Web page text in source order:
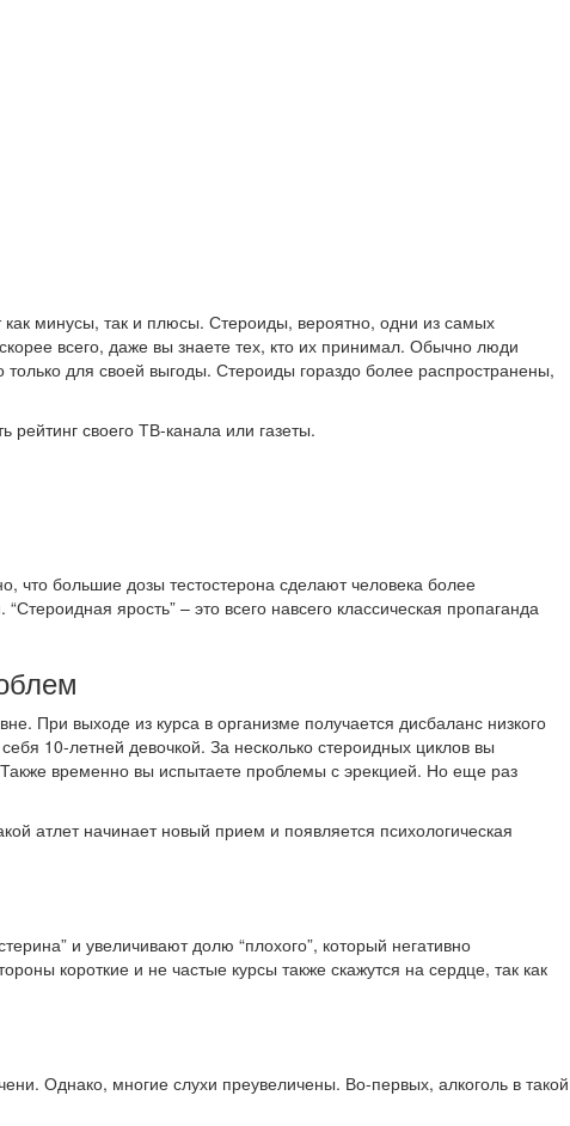
минусы, так и плюсы. Стероиды, вероятно, одни из самых
всего, даже вы знаете тех, кто их принимал. Обычно люди
для своей выгоды. Стероиды гораздо более распространены,
своего ТВ-канала или газеты.
что большие дозы тестостерона сделают человека более
ярость” – это всего навсего классическая пропаганда
При выходе из курса в организме получается дисбаланс низкого
10-летней девочкой. За несколько стероидных циклов вы
Также временно вы испытаете проблемы с эрекцией. Но еще раз
атлет начинает новый прием и появляется психологическая
и увеличивают долю “плохого”, который негативно
короткие и не частые курсы также скажутся на сердце, так как
Однако, многие слухи преувеличены. Во-первых, алкоголь в такой